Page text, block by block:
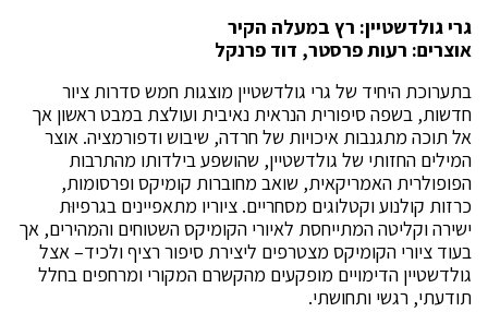
גרי גולדשטיין: רץ במעלה הקיר
אוצרים: רעות פרסטר, דוד פרנקל
בתערוכת היחיד של גרי גולדשטיין מוצגות חמש סדרות ציור
חדשות, בשפה סיפורית הנראית נאיבית ועולצת במבט ראשון אך
אל תוכה מתגנבות איכויות של חרדה, שיבוש ודפורמציה. אוצר
המילים החזותי של גולדשטיין, שהושפע בילדותו מהתרבות
הפופולרית האמריקאית, שואב מחוברות קומיקס ופרסומות,
כרזות קולנוע וקטלוגים מסחריים. ציוריו מתאפיינים בגרפיוּת
ישירה וקליטה המתייחסת לאיורי הקומיקס השטוחים והמהירים, אך
בעוד ציורי הקומיקס מצטרפים ליצירת סיפור רציף ולכיד– אצל
גולדשטיין הדימויים מופקעים מהקשרם המקורי ומרחפים בחלל
תודעתי, רגשי ותחושתי.